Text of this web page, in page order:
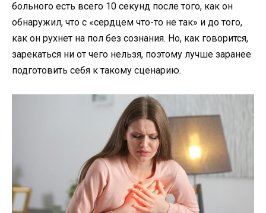
больного есть всего 10 секунд после того, как он
обнаружил, что с «сердцем что-то не так» и до того,
как он рухнет на пол без сознания. Но, как говорится,
зарекаться ни от чего нельзя, поэтому лучше заранее
подготовить себя к такому сценарию.